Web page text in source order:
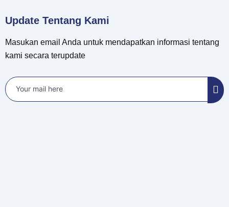
Update Tentang Kami
Masukan email Anda untuk mendapatkan informasi tentang
kami secara terupdate